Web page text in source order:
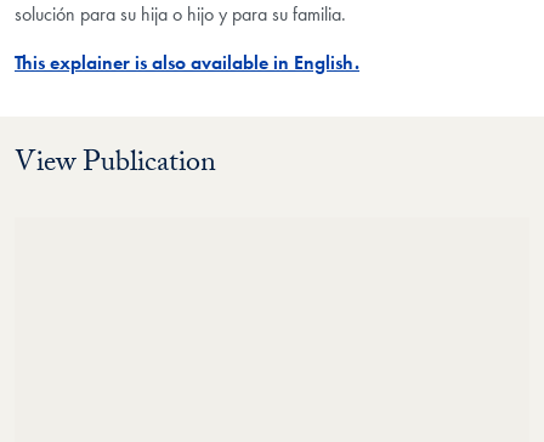
solución para su hija o hijo y para su familia.
This explainer is also available in English.
View Publication